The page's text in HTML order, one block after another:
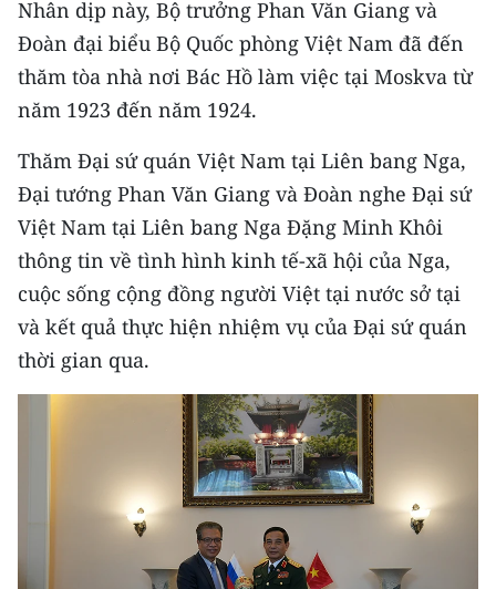
Trung du và miền núi phía Bắc
Đồng bằng sông Hồng
Duyên hải Nam Trung Bộ và Tây
Nguyên
Đông Nam Bộ
Đồng bằng sông Cửu Long
Chuyên trang Hà Nội
Chuyên trang TP. Hồ Chí Minh
CÁC CHUYÊN TRANG
VỀ BÁO NHÂN DÂN
Nhân dịp này, Bộ trưởng Phan Văn Giang và
Đoàn đại biểu Bộ Quốc phòng Việt Nam đã đến
thăm tòa nhà nơi Bác Hồ làm việc tại Moskva từ
năm 1923 đến năm 1924.
Thăm Đại sứ quán Việt Nam tại Liên bang Nga,
Đại tướng Phan Văn Giang và Đoàn nghe Đại sứ
Việt Nam tại Liên bang Nga Đặng Minh Khôi
thông tin về tình hình kinh tế-xã hội của Nga,
cuộc sống cộng đồng người Việt tại nước sở tại
và kết quả thực hiện nhiệm vụ của Đại sứ quán
thời gian qua.